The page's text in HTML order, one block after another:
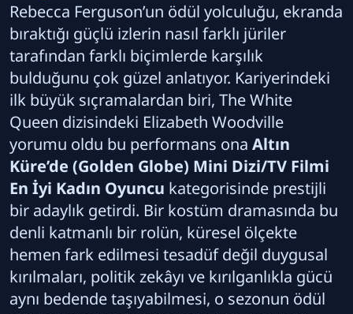
Rebecca Ferguson’un ödül yolculuğu, ekranda
bıraktığı güçlü izlerin nasıl farklı jüriler
tarafından farklı biçimlerde karşılık
bulduğunu çok güzel anlatıyor. Kariyerindeki
ilk büyük sıçramalardan biri, The White
Queen dizisindeki Elizabeth Woodville
yorumu oldu bu performans ona Altın
Küre’de (Golden Globe) Mini Dizi/TV Filmi
En İyi Kadın Oyuncu kategorisinde prestijli
bir adaylık getirdi. Bir kostüm dramasında bu
denli katmanlı bir rolün, küresel ölçekte
hemen fark edilmesi tesadüf değil duygusal
kırılmaları, politik zekâyı ve kırılganlıkla gücü
aynı bedende taşıyabilmesi, o sezonun ödül